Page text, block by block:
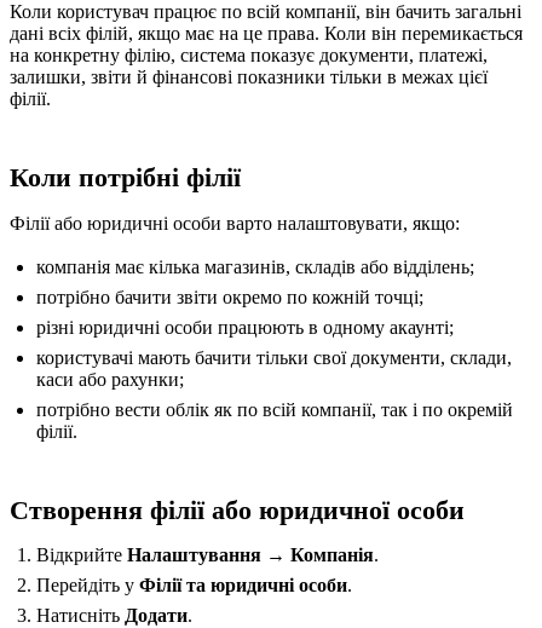
Коли користувач працює по всій компанії, він бачить загальні
дані всіх філій, якщо має на це права. Коли він перемикається
на конкретну філію, система показує документи, платежі,
залишки, звіти й фінансові показники тільки в межах цієї
філії.
Коли потрібні філії
Філії або юридичні особи варто налаштовувати, якщо:
компанія має кілька магазинів, складів або відділень;
потрібно бачити звіти окремо по кожній точці;
різні юридичні особи працюють в одному акаунті;
користувачі мають бачити тільки свої документи, склади,
каси або рахунки;
потрібно вести облік як по всій компанії, так і по окремій
філії.
Створення філії або юридичної особи
Відкрийте Налаштування → Компанія.
Перейдіть у Філії та юридичні особи.
Натисніть Додати.